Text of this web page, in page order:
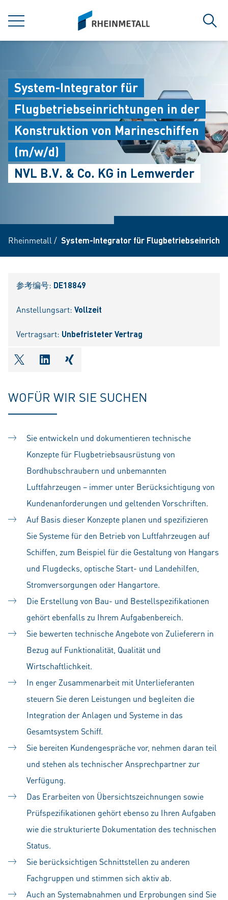
菜单
siteLogo
搜索
System-Integrator für
Flugbetriebseinrichtungen in der
Konstruktion von Marineschiffen
(m/w/d)
NVL B.V. & Co. KG in Lemwerder
Rheinmetall / System-Integrator für
参考编号: DE18849
Anstellungsart: Vollzeit
Vertragsart: Unbefristeter Vertrag
shareOntwitter
shareOnlinkedIn
shareOnxing
WOFÜR WIR SIE SUCHEN
Sie entwickeln und dokumentieren technische
Konzepte für Flugbetriebsausrüstung von
Bordhubschraubern und unbemannten
Luftfahrzeugen – immer unter Berücksichtigung von
Kundenanforderungen und geltenden Vorschriften.
Auf Basis dieser Konzepte planen und spezifizieren
Sie Systeme für den Betrieb von Luftfahrzeugen auf
Schiffen, zum Beispiel für die Gestaltung von Hangars
und Flugdecks, optische Start- und Landehilfen,
Stromversorgungen oder Hangartore.
Die Erstellung von Bau- und Bestellspezifikationen
gehört ebenfalls zu Ihrem Aufgabenbereich.
Sie bewerten technische Angebote von Zulieferern in
Bezug auf Funktionalität, Qualität und
Wirtschaftlichkeit.
In enger Zusammenarbeit mit Unterlieferanten
steuern Sie deren Leistungen und begleiten die
Integration der Anlagen und Systeme in das
Gesamtsystem Schiff.
Sie bereiten Kundengespräche vor, nehmen daran teil
und stehen als technischer Ansprechpartner zur
Verfügung.
Das Erarbeiten von Übersichtszeichnungen sowie
Prüfspezifikationen gehört ebenso zu Ihren Aufgaben
wie die strukturierte Dokumentation des technischen
Status.
Sie berücksichtigen Schnittstellen zu anderen
Fachgruppen und stimmen sich aktiv ab.
Auch an Systemabnahmen und Erprobungen sind Sie